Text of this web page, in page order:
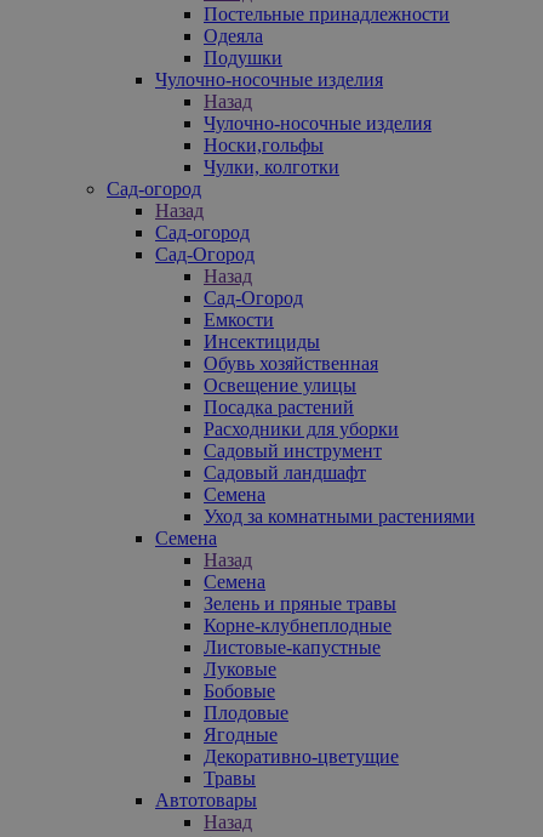
Постельные принадлежности
Одеяла
Подушки
Чулочно-носочные изделия
Назад
Чулочно-носочные изделия
Носки,гольфы
Чулки, колготки
Сад-огород
Назад
Сад-огород
Сад-Огород
Назад
Сад-Огород
Емкости
Инсектициды
Обувь хозяйственная
Освещение улицы
Посадка растений
Расходники для уборки
Садовый инструмент
Садовый ландшафт
Семена
Уход за комнатными растениями
Семена
Назад
Семена
Зелень и пряные травы
Корне-клубнеплодные
Листовые-капустные
Луковые
Бобовые
Плодовые
Ягодные
Декоративно-цветущие
Травы
Автотовары
Назад